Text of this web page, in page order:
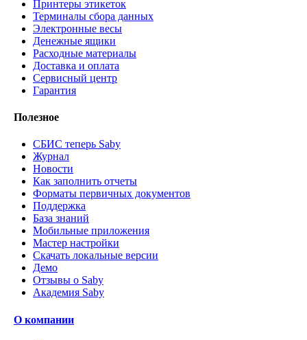
Принтеры этикеток
Терминалы сбора данных
Электронные весы
Денежные ящики
Расходные материалы
Доставка и оплата
Сервисный центр
Гарантия
Полезное
СБИС теперь Saby
Журнал
Новости
Как заполнить отчеты
Форматы первичных документов
Поддержка
База знаний
Мобильные приложения
Мастер настройки
Скачать локальные версии
Демо
Отзывы о Saby
Академия Saby
О компании